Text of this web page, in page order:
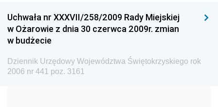
Dziennik Urzędowy Głównego Urzędu Miar
Dziennik Urzędowy Ministra Rolnictwa i Rozwoju Wsi
Sportu
Dziennik Urzędowy Ministra Edukacji i Nauki
Uchwała nr XXXVII/258/2009 Rady Miejskiej
w Ożarowie z dnia 30 czerwca 2009r. zmian
w budżecie
Dziennik Urzędowy Województwa Świętokrzyskiego rok
2006 nr 441 poz. 3161